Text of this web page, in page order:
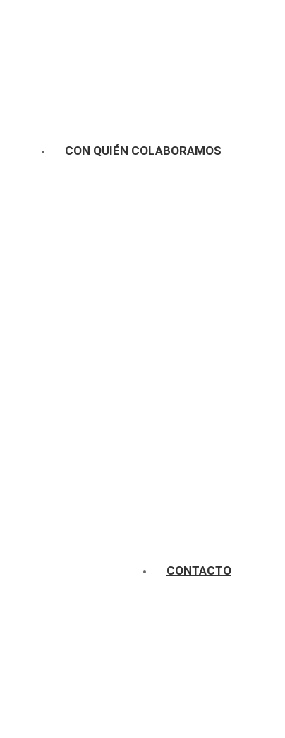
CON QUIÉN COLABORAMOS
CONTACTO